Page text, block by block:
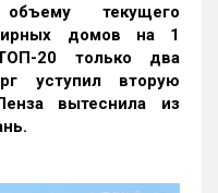
текущего
домов на 1
20 только два
уступил вторую
вытеснила из